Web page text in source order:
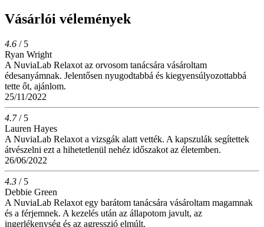
Vásárlói vélemények
4.6 / 5
Ryan Wright
A NuviaLab Relaxot az orvosom tanácsára vásároltam
édesanyámnak. Jelentősen nyugodtabbá és kiegyensúlyozottabbá
tette őt, ajánlom.
25/11/2022
4.7/ 5
Lauren Hayes
A NuviaLab Relaxot a vizsgák alatt vették. A kapszulák segítettek
átvészelni ezt a hihetetlenül nehéz időszakot az életemben.
26/06/2022
4.3 / 5
Debbie Green
A NuviaLab Relaxot egy barátom tanácsára vásároltam magamnak
és a férjemnek. A kezelés után az állapotom javult, az
ingerlékenység és az agresszió elmúlt.